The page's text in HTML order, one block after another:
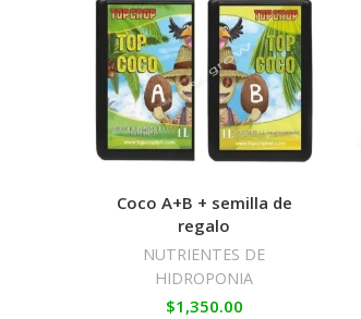
Coco A+B + semilla de
regalo
NUTRIENTES DE
HIDROPONIA
$1,350.00